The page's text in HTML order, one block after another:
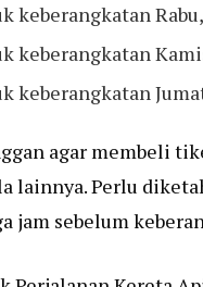
keberangkatan
keberangkatan
keberangkatan
agar membeli
lainnya. Perlu
jam sebelum